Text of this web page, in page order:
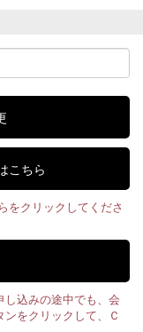
をクリックしてくださ
込みの途中でも、会
をクリックして、Ｃ